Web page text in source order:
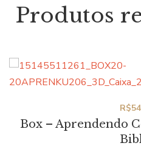
Produtos
Box – Aprendendo
R$